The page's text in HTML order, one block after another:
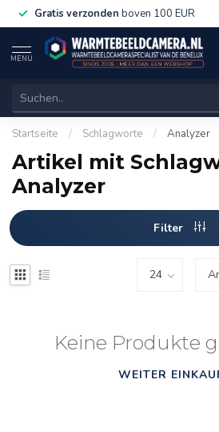
Gratis verzonden boven 100 EUR
MENU
Startseite / Schlagworte / Analyzer
Artikel mit
Analyzer
Filter
Keine Produkte
WEITER